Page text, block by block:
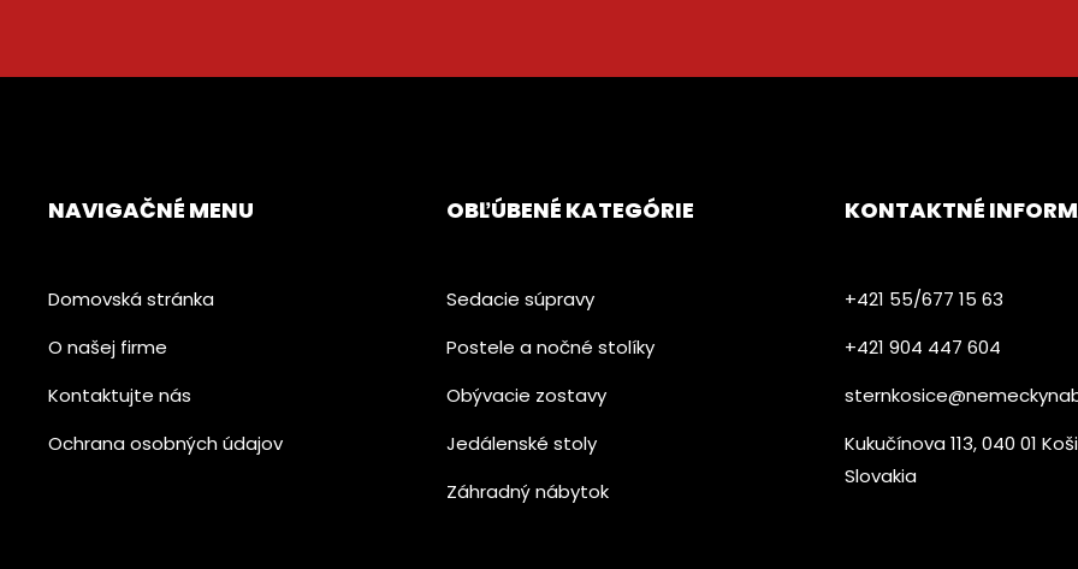
NAVIGAČNÉ MENU
Domovská stránka
O našej firme
Kontaktujte nás
Ochrana osobných údajov
OBĽÚBENÉ KATEGÓRIE
Sedacie súpravy
Postele a nočné stolíky
Obývacie zostavy
Jedálenské stoly
Záhradný nábytok
KONTAKTNÉ
+421 55/677 15 63
+421 904 447 604​
Kukučínova 113, 040 01
Slovakia